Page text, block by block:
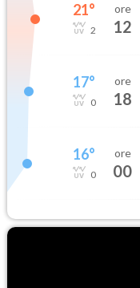
21°
2
ore
12
17°
0
ore
18
16°
0
ore
00